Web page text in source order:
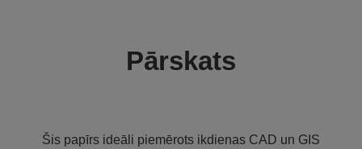
Pārskats
Šis papīrs ideāli piemērots ikdienas CAD un GIS